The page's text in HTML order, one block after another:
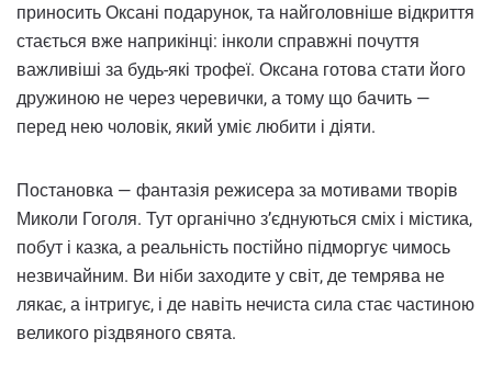
приносить Оксані подарунок, та найголовніше відкриття
стається вже наприкінці: інколи справжні почуття
важливіші за будь-які трофеї. Оксана готова стати його
дружиною не через черевички, а тому що бачить —
перед нею чоловік, який уміє любити і діяти.
Постановка — фантазія режисера за мотивами творів
Миколи Гоголя. Тут органічно з’єднуються сміх і містика,
побут і казка, а реальність постійно підморгує чимось
незвичайним. Ви ніби заходите у світ, де темрява не
лякає, а інтригує, і де навіть нечиста сила стає частиною
великого різдвяного свята.